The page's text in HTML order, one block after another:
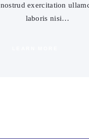
nostrud exercitation
laboris nisi…